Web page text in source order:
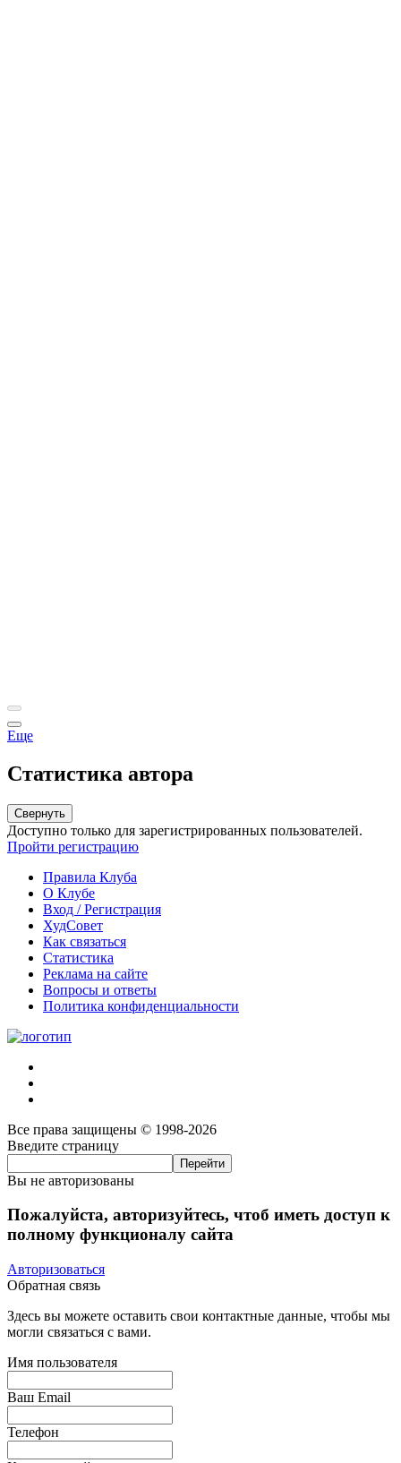
Еще
Статистика автора
Свернуть
Доступно только для зарегистрированных пользователей.
Пройти регистрацию
Правила Клуба
О Клубе
Вход / Регистрация
ХудСовет
Как связаться
Статистика
Реклама на сайте
Вопросы и ответы
Политика конфиденциальности
Все права защищены © 1998-2026
Введите страницу
Вы не авторизованы
Пожалуйста, авторизуйтесь, чтоб иметь доступ к
полному функционалу сайта
Авторизоваться
Обратная связь
Здесь вы можете оставить свои контактные данные, чтобы мы
могли связаться с вами.
Имя пользователя
Ваш Email
Телефон